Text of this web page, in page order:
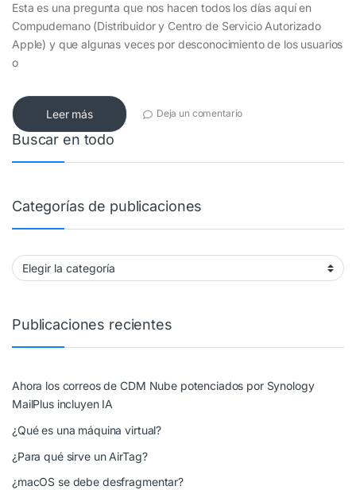
Esta es una pregunta que nos hacen todos los días aquí en
Compudemano (Distribuidor y Centro de Servicio Autorizado
Apple) y que algunas veces por desconocimiento de los usuarios
o
Leer más Deja un comentario
Buscar en todo
Categorías de publicaciones
Categorías de publicaciones
Publicaciones recientes
Ahora los correos de CDM Nube potenciados por Synology
MailPlus incluyen IA
¿Qué es una máquina virtual?
¿Para qué sirve un AirTag?
¿macOS se debe desfragmentar?